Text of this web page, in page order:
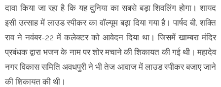
दावा किया जा रहा है कि यह दुनिया का सबसे बड़ा शिवलिंग होगा। शायद
इसी उत्साह में लाउड स्पीकर का वॉल्यूम बढ़ा दिया गया है। पार्षद बी. शक्ति
राव ने नवंबर-22 में कलेक्टर को आवेदन दिया था। जिसमें खाम्बरा मंदिर
प्रबंधक द्वारा भजन के नाम पर शोर मचाने की शिकायत की गई थी। महादेव
नगर विकास समिति अवधपुरी ने भी तेज आवाज में लाउड स्पीकर बजाए जाने
की शिकायत की थी।